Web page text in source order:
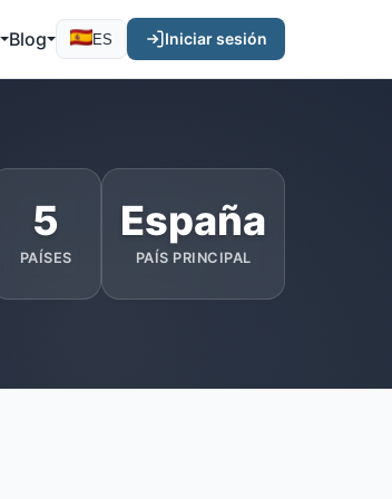
Blog ES Iniciar sesión
5
PAÍSES
España
PAÍS PRINCIPAL